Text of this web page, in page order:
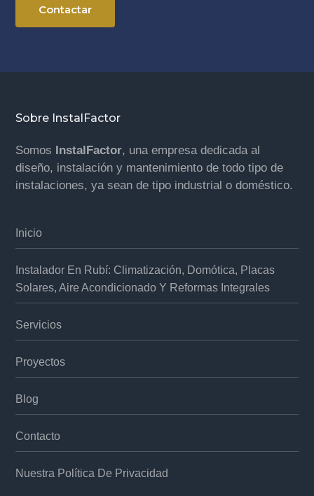
Contactar
Footer
Sobre InstalFactor
Somos InstalFactor, una empresa dedicada al
diseño, instalación y mantenimiento de todo tipo de
instalaciones, ya sean de tipo industrial o doméstico.
Inicio
Instalador En Rubí: Climatización, Domótica, Placas
Solares, Aire Acondicionado Y Reformas Integrales
Servicios
Proyectos
Blog
Contacto
Nuestra Política De Privacidad